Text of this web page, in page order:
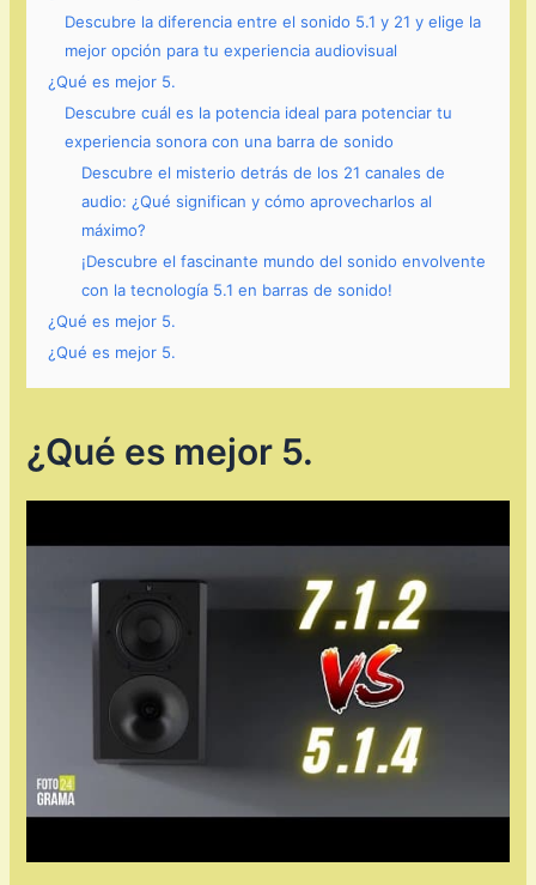
Descubre la diferencia entre el sonido 5.1 y 21 y elige la
mejor opción para tu experiencia audiovisual
¿Qué es mejor 5.
Descubre cuál es la potencia ideal para potenciar tu
experiencia sonora con una barra de sonido
Descubre el misterio detrás de los 21 canales de
audio: ¿Qué significan y cómo aprovecharlos al
máximo?
¡Descubre el fascinante mundo del sonido envolvente
con la tecnología 5.1 en barras de sonido!
¿Qué es mejor 5.
¿Qué es mejor 5.
¿Qué es mejor 5.